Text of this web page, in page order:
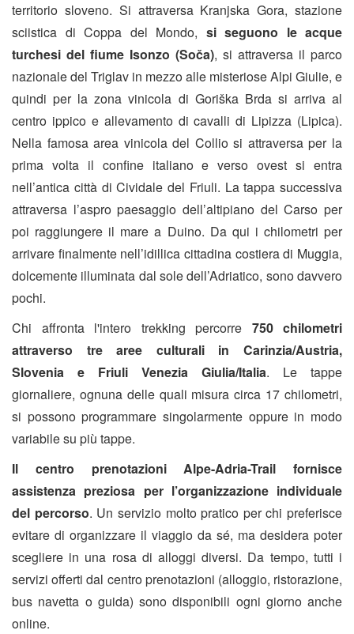
territorio sloveno. Si attraversa Kranjska Gora, stazione
sciistica di Coppa del Mondo, si seguono le acque
turchesi del fiume Isonzo (Soča), si attraversa il parco
nazionale del Triglav in mezzo alle misteriose Alpi Giulie, e
quindi per la zona vinicola di Goriška Brda si arriva al
centro ippico e allevamento di cavalli di Lipizza (Lipica).
Nella famosa area vinicola del Collio si attraversa per la
prima volta il confine italiano e verso ovest si entra
nell’antica città di Cividale del Friuli. La tappa successiva
attraversa l’aspro paesaggio dell’altipiano del Carso per
poi raggiungere il mare a Duino. Da qui i chilometri per
arrivare finalmente nell’idillica cittadina costiera di Muggia,
dolcemente illuminata dal sole dell’Adriatico, sono davvero
pochi.
Chi affronta l'intero trekking percorre 750 chilometri
attraverso tre aree culturali in Carinzia/Austria,
Slovenia e Friuli Venezia Giulia/Italia. Le tappe
giornaliere, ognuna delle quali misura circa 17 chilometri,
si possono programmare singolarmente oppure in modo
variabile su più tappe.
Il centro prenotazioni Alpe-Adria-Trail fornisce
assistenza preziosa per l’organizzazione individuale
del percorso. Un servizio molto pratico per chi preferisce
evitare di organizzare il viaggio da sé, ma desidera poter
scegliere in una rosa di alloggi diversi. Da tempo, tutti i
servizi offerti dal centro prenotazioni (alloggio, ristorazione,
bus navetta o guida) sono disponibili ogni giorno anche
online.